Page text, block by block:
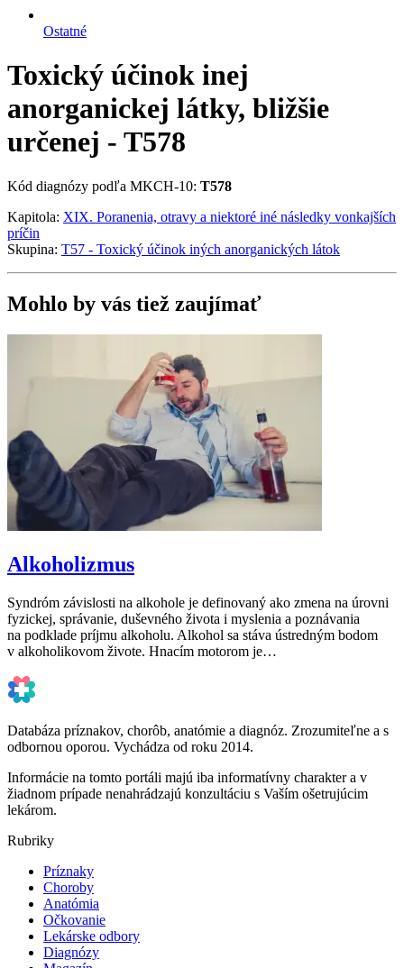
Ostatné
Toxický účinok inej
anorganickej látky, bližšie
určenej - T578
Kód diagnózy podľa MKCH-10: T578
Kapitola: XIX. Poranenia, otravy a niektoré iné následky vonkajších
príčin
Skupina: T57 - Toxický účinok iných anorganických látok
Mohlo by vás tiež zaujímať
Alkoholizmus
Syndróm závislosti na alkohole je definovaný ako zmena na úrovni
fyzickej, správanie, duševného života i myslenia a poznávania
na podklade príjmu alkoholu. Alkohol sa stáva ústredným bodom
v alkoholikovom živote. Hnacím motorom je…
Databáza príznakov, chorôb, anatómie a diagnóz. Zrozumiteľne a s
odbornou oporou. Vychádza od roku 2014.
Informácie na tomto portáli majú iba informatívny charakter a v
žiadnom prípade nenahrádzajú konzultáciu s Vaším ošetrujúcim
lekárom.
Rubriky
Príznaky
Choroby
Anatómia
Očkovanie
Lekárske odbory
Diagnózy